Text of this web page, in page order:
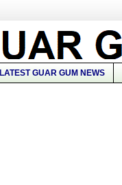
LATEST GUAR GUM NEWS